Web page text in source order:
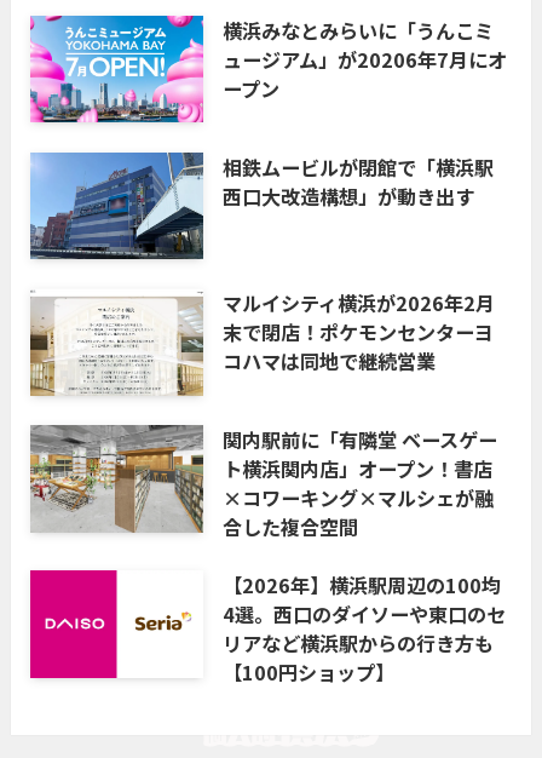
横浜みなとみらいに「うんこミ
ュージアム」が20206年7月にオ
ープン
相鉄ムービルが閉館で「横浜駅
西口大改造構想」が動き出す
マルイシティ横浜が2026年2月
末で閉店！ポケモンセンターヨ
コハマは同地で継続営業
関内駅前に「有隣堂 ベースゲー
ト横浜関内店」オープン！書店
×コワーキング×マルシェが融
合した複合空間
【2026年】横浜駅周辺の100均
4選。西口のダイソーや東口のセ
リアなど横浜駅からの行き方も
【100円ショップ】